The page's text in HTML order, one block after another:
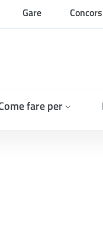
Gare
fare per